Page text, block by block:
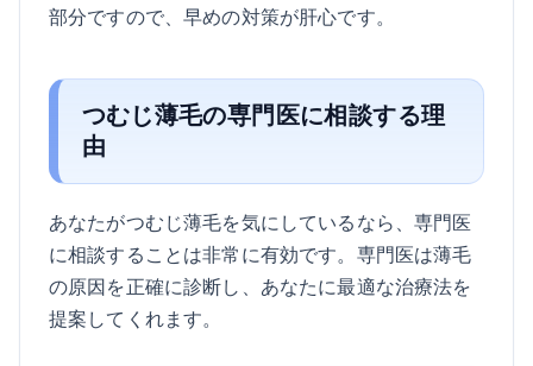
部分ですので、早めの対策が肝心です。
つむじ薄毛の専門医に相談する理
由
あなたがつむじ薄毛を気にしているなら、専門医
に相談することは非常に有効です。専門医は薄毛
の原因を正確に診断し、あなたに最適な治療法を
提案してくれます。